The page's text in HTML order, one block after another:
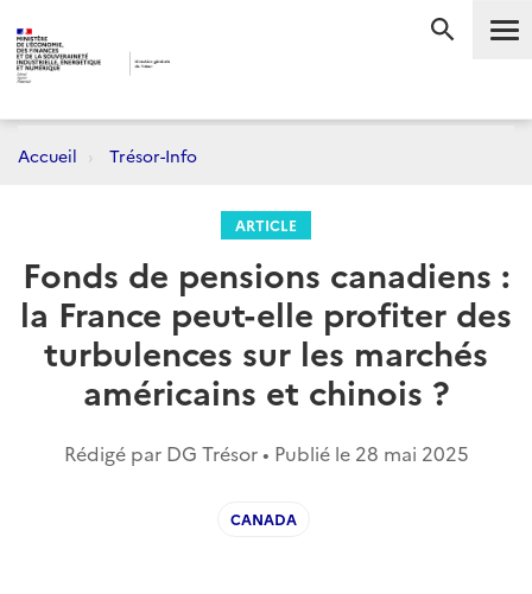
Accueil Trésor-Info
ARTICLE
Fonds de pensions canadiens :
la France peut-elle profiter des
turbulences sur les marchés
américains et chinois ?
Rédigé par DG Trésor • Publié le 28 mai 2025
CANADA